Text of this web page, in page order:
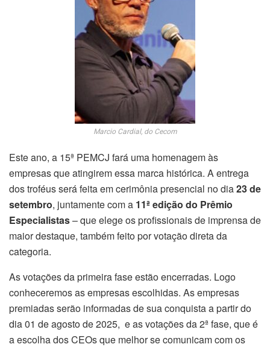
Marcio Cardial, do Cecom
Este ano, a 15ª PEMCJ fará uma homenagem às
empresas que atingirem essa marca histórica. A entrega
dos troféus será feita em cerimônia presencial no dia23 de
setembro, juntamente com a 11ª edição do Prêmio
Especialistas– que elege os profissionais de imprensa de
maior destaque, também feito por votação direta da
categoria.
As votações da primeira fase estão encerradas. Logo
conheceremos as empresas escolhidas. As empresas
premiadas serão informadas de sua conquista a partir do
dia 01 de agosto de 2025, e as votações da 2ª fase, que é
a escolha dos CEOs que melhor se comunicam com os